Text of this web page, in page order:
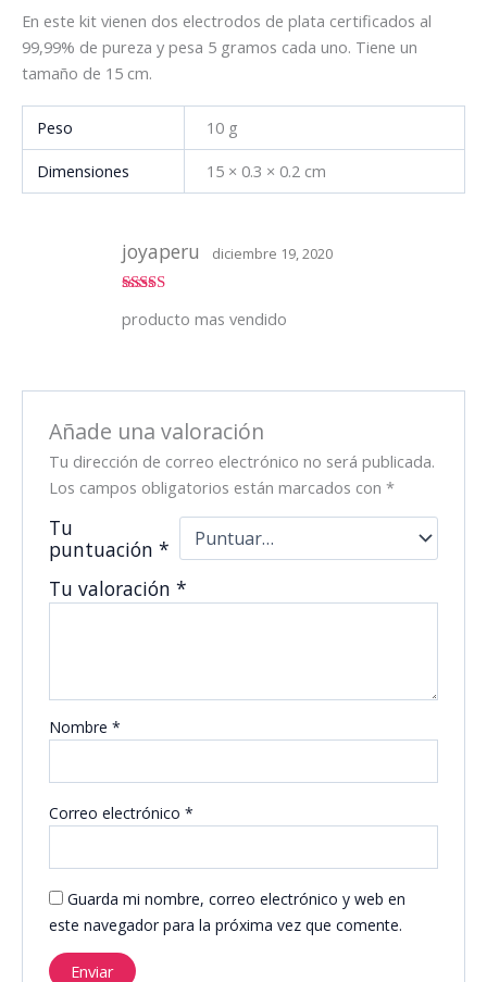
En este kit vienen dos electrodos de plata certificados al
99,99% de pureza y pesa 5 gramos cada uno. Tiene un
tamaño de 15 cm.
Peso
10 g
Dimensiones
15 × 0.3 × 0.2 cm
con5de 5
joyaperu diciembre 19, 2020
producto mas vendido
Añade una valoración
Tu dirección de correo electrónico no será publicada.
Los campos obligatorios están marcados con*
Tu
puntuación*
Tu valoración*
Nombre*
Correo electrónico*
Guarda mi nombre, correo electrónico y web en
este navegador para la próxima vez que comente.